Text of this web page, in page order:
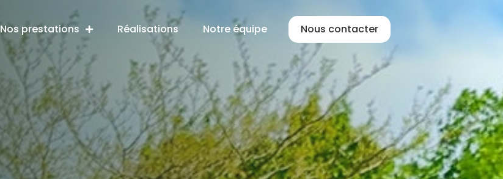
Nos prestations Réalisations Notre équipe Nous contacter